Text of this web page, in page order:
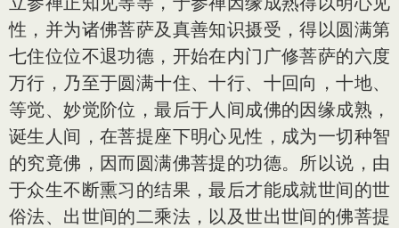
性，并为诸佛菩萨及真善知识摄受，得以圆满第
七住位位不退功德，开始在内门广修菩萨的六度
万行，乃至于圆满十住、十行、十回向，十地、
等觉、妙觉阶位，最后于人间成佛的因缘成熟，
诞生人间，在菩提座下明心见性，成为一切种智
的究竟佛，因而圆满佛菩提的功德。所以说，由
于众生不断熏习的结果，最后才能成就世间的世
俗法、出世间的二乘法，以及世出世间的佛菩提